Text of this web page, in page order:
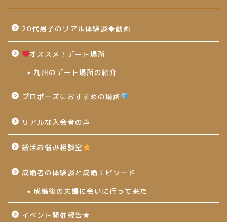
20代男子のリアル体験談◆動画
オススメ！デート場所
九州のデート場所の紹介
プロポーズにおすすめの場所
リアルな入会者の声
婚活お悩み相談室
成婚者の体験談と成婚エピソード
成婚後の夫婦に会いに行って来た
イベント開催報告★